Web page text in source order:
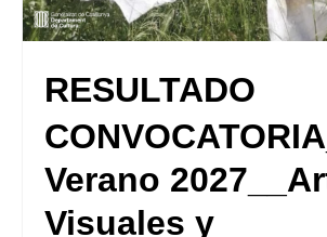
RESULTADO
Verano
Visuales y